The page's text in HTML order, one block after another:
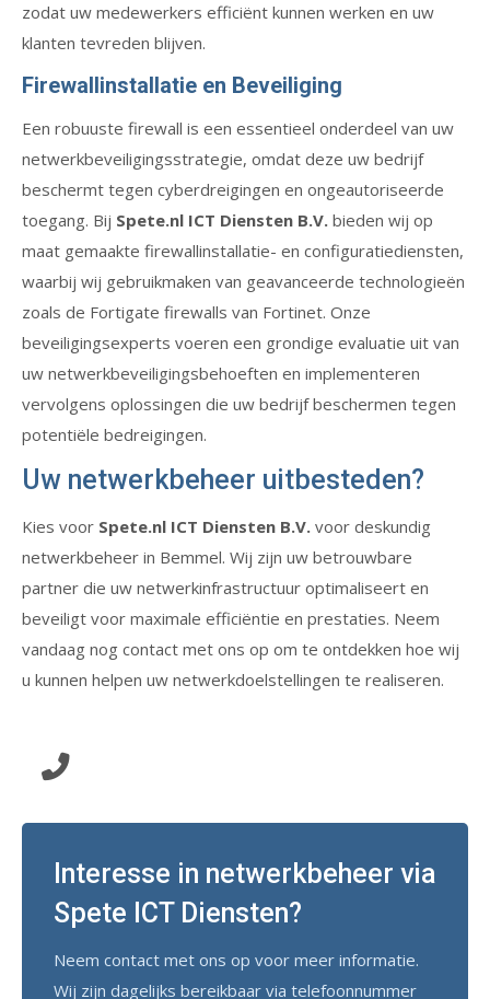
zodat uw medewerkers efficiënt kunnen werken en uw
klanten tevreden blijven.
Firewallinstallatie en Beveiliging
Een robuuste firewall is een essentieel onderdeel van uw
netwerkbeveiligingsstrategie, omdat deze uw bedrijf
beschermt tegen cyberdreigingen en ongeautoriseerde
toegang. Bij Spete.nl ICT Diensten B.V. bieden wij op
maat gemaakte firewallinstallatie- en configuratiediensten,
waarbij wij gebruikmaken van geavanceerde technologieën
zoals de Fortigate firewalls van Fortinet. Onze
beveiligingsexperts voeren een grondige evaluatie uit van
uw netwerkbeveiligingsbehoeften en implementeren
vervolgens oplossingen die uw bedrijf beschermen tegen
potentiële bedreigingen.
Uw netwerkbeheer uitbesteden?
Kies voor Spete.nl ICT Diensten B.V. voor deskundig
netwerkbeheer in Bemmel. Wij zijn uw betrouwbare
partner die uw netwerkinfrastructuur optimaliseert en
beveiligt voor maximale efficiëntie en prestaties. Neem
vandaag nog contact met ons op om te ontdekken hoe wij
u kunnen helpen uw netwerkdoelstellingen te realiseren.
Interesse in netwerkbeheer via
Spete ICT Diensten?
Neem contact met ons op voor meer informatie.
Wij zijn dagelijks bereikbaar via telefoonnummer